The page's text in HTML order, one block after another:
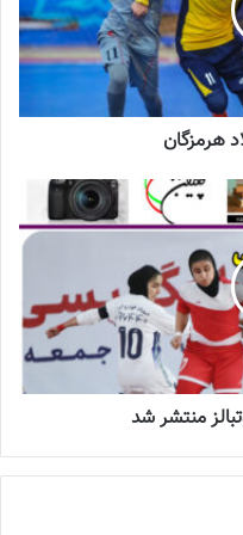
پالایش را باز کند تا با این
در صدر جدول قرار بگیرند.
فوتسال
زنان اعلام شد
ایرانی در تورکال
هرمزگان